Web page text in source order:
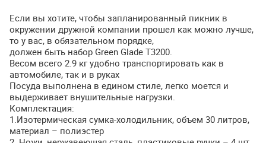
Если вы хотите, чтобы запланированный пикник в
окружении дружной компании прошел как можно лучше,
то у вас, в обязательном порядке,
должен быть набор Green Glade Т3200.
Весом всего 2.9 кг удобно транспортировать как в
автомобиле, так и в руках
Посуда выполнена в едином стиле, легко моется и
выдерживает внушительные нагрузки.
Комплектация:
1.Изотермическая сумка-холодильник, объем 30 литров,
материал – полиэстер